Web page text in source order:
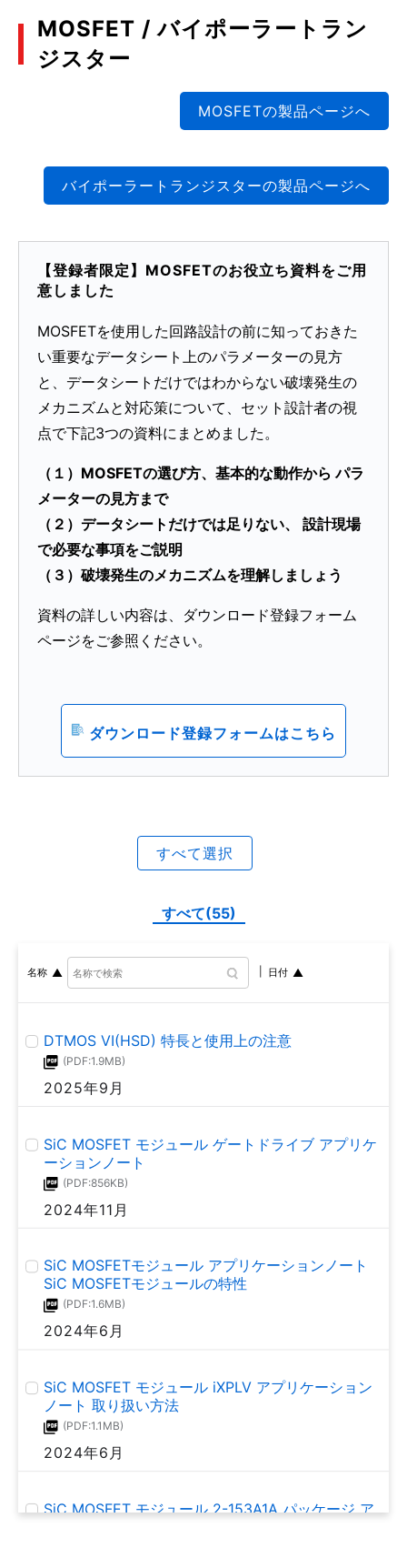
CMOS TC74VCX/LCXシリーズ
(PDF:2.2MB)
CMOS TC74HC/HCTシリーズ
2021年1月
CMOSロジックIC用語集
(PDF:544KB)
2021年1月
低電圧ワンゲートロジックIC のレベルシフト回路
への応用
(PDF:573KB)
2021年1月
CMOSロジックICの基礎
(PDF:1.5MB)
2021年1月
CMOSロジックIC使用上の注意点
(PDF:1.0MB)
2021年1月
CMOS ロジック ICセレクションガイド
MOSFET / バイポーラートラン
ジスター
MOSFETの製品ページへ
バイポーラートランジスターの製品ページへ
【登録者限定】MOSFETのお役立ち資料をご用
意しました
MOSFETを使用した回路設計の前に知っておきた
い重要なデータシート上のパラメーターの見方
と、データシートだけではわからない破壊発生の
メカニズムと対応策について、セット設計者の視
点で下記3つの資料にまとめました。
（１）MOSFETの選び方、基本的な動作から パラ
メーターの見方まで
（２）データシートだけでは足りない、 設計現場
で必要な事項をご説明
（３）破壊発生のメカニズムを理解しましょう
資料の詳しい内容は、ダウンロード登録フォーム
ページをご参照ください。
ダウンロード登録フォームはこちら
すべて選択
すべて(55)
名称 日付
DTMOS VI(HSD) 特長と使用上の注意
(PDF:1.9MB)
2025年9月
SiC MOSFET モジュール ゲートドライブ アプリケ
ーションノート
(PDF:856KB)
2024年11月
SiC MOSFETモジュール アプリケーションノート
SiC MOSFETモジュールの特性
(PDF:1.6MB)
2024年6月
SiC MOSFET モジュール iXPLV アプリケーション
ノート 取り扱い方法
(PDF:1.1MB)
2024年6月
SiC MOSFET モジュール 2-153A1A パッケージ ア